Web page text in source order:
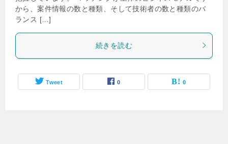
から、案件情報の数と種類、そして技術者の数と種類のバ
ランス […]
続きを読む
Tweet 0 0